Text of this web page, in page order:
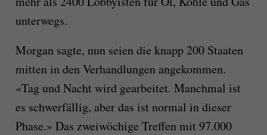
unterwegs.
Morgan sagte, nun seien die knapp 200 Staaten
mitten in den Verhandlungen angekommen.
«Tag und Nacht wird gearbeitet. Manchmal ist
es schwerfällig, aber das ist normal in dieser
Phase.» Das zweiwöchige Treffen mit 97.000